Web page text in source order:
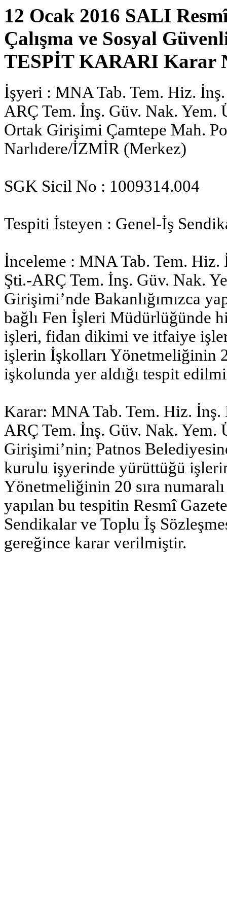
12 Ocak 2016 SALI
Çalışma ve Sosyal
TESPİT KARARI Karar
İşyeri : MNA Tab. Tem. Hiz.
ARÇ Tem. İnş. Güv. Nak. Yem.
Ortak Girişimi Çamtepe Mah.
Narlıdere/İZMİR (Merkez)
SGK Sicil No : 1009314.004
Tespiti İsteyen : Genel-İş
İnceleme : MNA Tab. Tem.
Şti.-ARÇ Tem. İnş. Güv. Nak.
Girişimi’nde Bakanlığımızca
bağlı Fen İşleri Müdürlüğünde
işleri, fidan dikimi ve itfaiye
işlerin İşkolları Yönetmeliğinin
işkolunda yer aldığı tespit
Karar: MNA Tab. Tem. Hiz.
ARÇ Tem. İnş. Güv. Nak. Yem.
Girişimi’nin; Patnos
kurulu işyerinde yürüttüğü
Yönetmeliğinin 20 sıra
yapılan bu tespitin Resmî
Sendikalar ve Toplu İş
gereğince karar verilmiştir.